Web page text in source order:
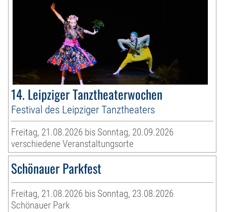
14. Leipziger Tanztheaterwochen
Festival des Leipziger Tanztheaters
Freitag, 21.08.2026 bis Sonntag, 20.09.2026
verschiedene Veranstaltungsorte
Schönauer Parkfest
Freitag, 21.08.2026 bis Sonntag, 23.08.2026
Schönauer Park